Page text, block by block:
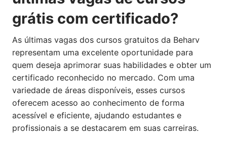
grátis com certificado?
As últimas vagas dos cursos gratuitos da Beharv
representam uma excelente oportunidade para
quem deseja aprimorar suas habilidades e obter um
certificado reconhecido no mercado. Com uma
variedade de áreas disponíveis, esses cursos
oferecem acesso ao conhecimento de forma
acessível e eficiente, ajudando estudantes e
profissionais a se destacarem em suas carreiras.